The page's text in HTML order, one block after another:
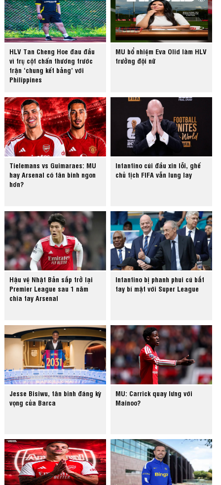
HLV Tan Cheng Hoe đau đầu
vì trụ cột chấn thương trước
trận ‘chung kết bảng’ với
Philippines
MU bổ nhiệm Eva Olid làm HLV
trưởng đội nữ
Tielemans vs Guimaraes: MU
hay Arsenal có tân binh ngon
hơn?
Infantino cúi đầu xin lỗi, ghế
chủ tịch FIFA vẫn lung lay
Hậu vệ Nhật Bản sắp trở lại
Premier League sau 1 năm
chia tay Arsenal
Infantino bị phanh phui cú bắt
tay bí mật với Super League
Jesse Bisiwu, tân binh đáng kỳ
vọng của Barca
MU: Carrick quay lưng với
Mainoo?